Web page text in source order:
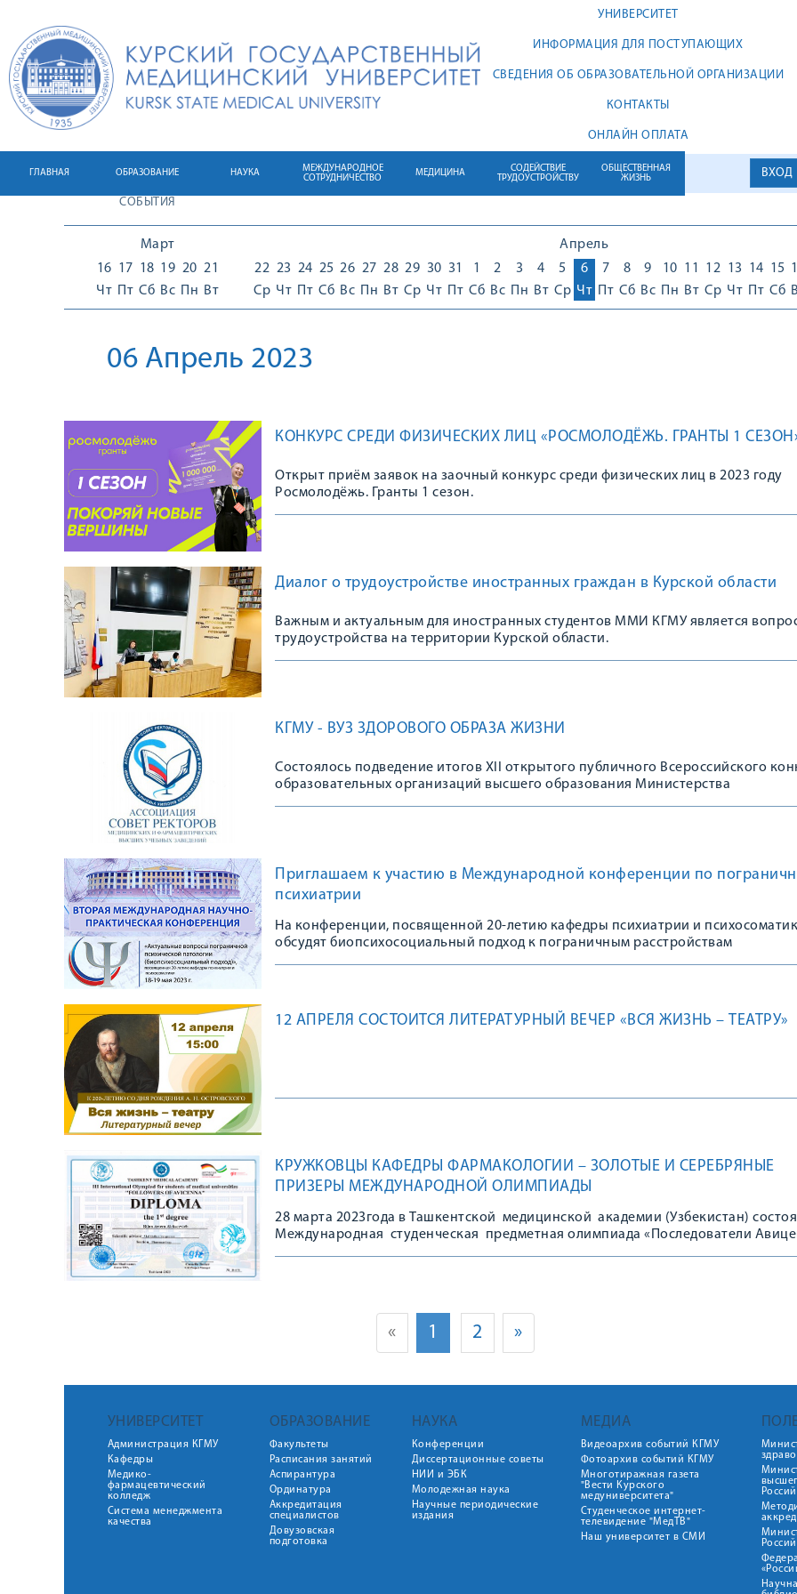
УНИВЕРСИТЕТ
ИНФОРМАЦИЯ ДЛЯ ПОСТУПАЮЩИХ
СВЕДЕНИЯ ОБ ОБРАЗОВАТЕЛЬНОЙ ОРГАНИЗАЦИИ
КОНТАКТЫ
ОНЛАЙН ОПЛАТА
ВХОД
ГЛАВНАЯ ОБРАЗОВАНИЕ НАУКА
МЕЖДУНАРОДНОЕ
СОТРУДНИЧЕСТВО
МЕДИЦИНА
СОДЕЙСТВИЕ
ТРУДОУСТРОЙСТВУ
ОБЩЕСТВЕННАЯ
ЖИЗНЬ
СОБЫТИЯ
Март
16
Чт
17
Пт
18
Сб
19
Вс
20
Пн
21
Вт
Апрель
22
Ср
23
Чт
24
Пт
25
Сб
26
Вс
27
Пн
28
Вт
29
Ср
30
Чт
31
Пт
1
Сб
2
Вс
3
Пн
4
Вт
5
Ср
6
Чт
7
Пт
8
Сб
9
Вс
10
Пн
11
Вт
12
Ср
13
Чт
14
Пт
15
Сб
06 Апрель 2023
КОНКУРС СРЕДИ ФИЗИЧЕСКИХ ЛИЦ «РОСМОЛОДЁЖЬ. ГРАНТЫ 1
Открыт приём заявок на заочный конкурс среди физических лиц в 2023 году
Росмолодёжь. Гранты 1 сезон.
Диалог о трудоустройстве иностранных граждан в Курской области
Важным и актуальным для иностранных студентов ММИ КГМУ является
трудоустройства на территории Курской области.
КГМУ - ВУЗ ЗДОРОВОГО ОБРАЗА ЖИЗНИ
Состоялось подведение итогов XII открытого публичного Всероссийского
образовательных организаций высшего образования Министерства
Приглашаем к участию в Международной конференции по
психиатрии
На конференции, посвященной 20-летию кафедры психиатрии и
обсудят биопсихосоциальный подход к пограничным расстройствам
12 АПРЕЛЯ СОСТОИТСЯ ЛИТЕРАТУРНЫЙ ВЕЧЕР «ВСЯ ЖИЗНЬ – ТЕАТРУ»
КРУЖКОВЦЫ КАФЕДРЫ ФАРМАКОЛОГИИ – ЗОЛОТЫЕ И СЕРЕБРЯНЫЕ
ПРИЗЕРЫ МЕЖДУНАРОДНОЙ ОЛИМПИАДЫ
28 марта 2023года в Ташкентской медицинской академии (Узбекистан)
Международная студенческая предметная олимпиада «Последователи
« 1 2 »
УНИВЕРСИТЕТ
Администрация КГМУ
Кафедры
Медико-
фармацевтический
колледж
Система менеджмента
качества
ОБРАЗОВАНИЕ
Факультеты
Расписания занятий
Аспирантура
Ординатура
Аккредитация
специалистов
Довузовская
подготовка
НАУКА
Конференции
Диссертационные советы
НИИ и ЭБК
Молодежная наука
Научные периодические
издания
МЕДИА
Видеоархив событий КГМУ
Фотоархив событий КГМУ
Многотиражная газета
"Вести Курского
медуниверситета"
Студенческое интернет-
телевидение "МедТВ"
Наш университет в СМИ